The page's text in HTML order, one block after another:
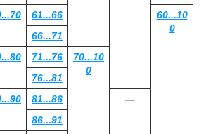
61...66
60...10
0
66...71
71...76
70...10
0
76...81
81...86
―
86...91